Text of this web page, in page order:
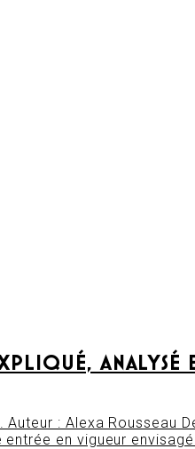
ANALYSÉ
: Alexa Rousseau
entrée en vigueur